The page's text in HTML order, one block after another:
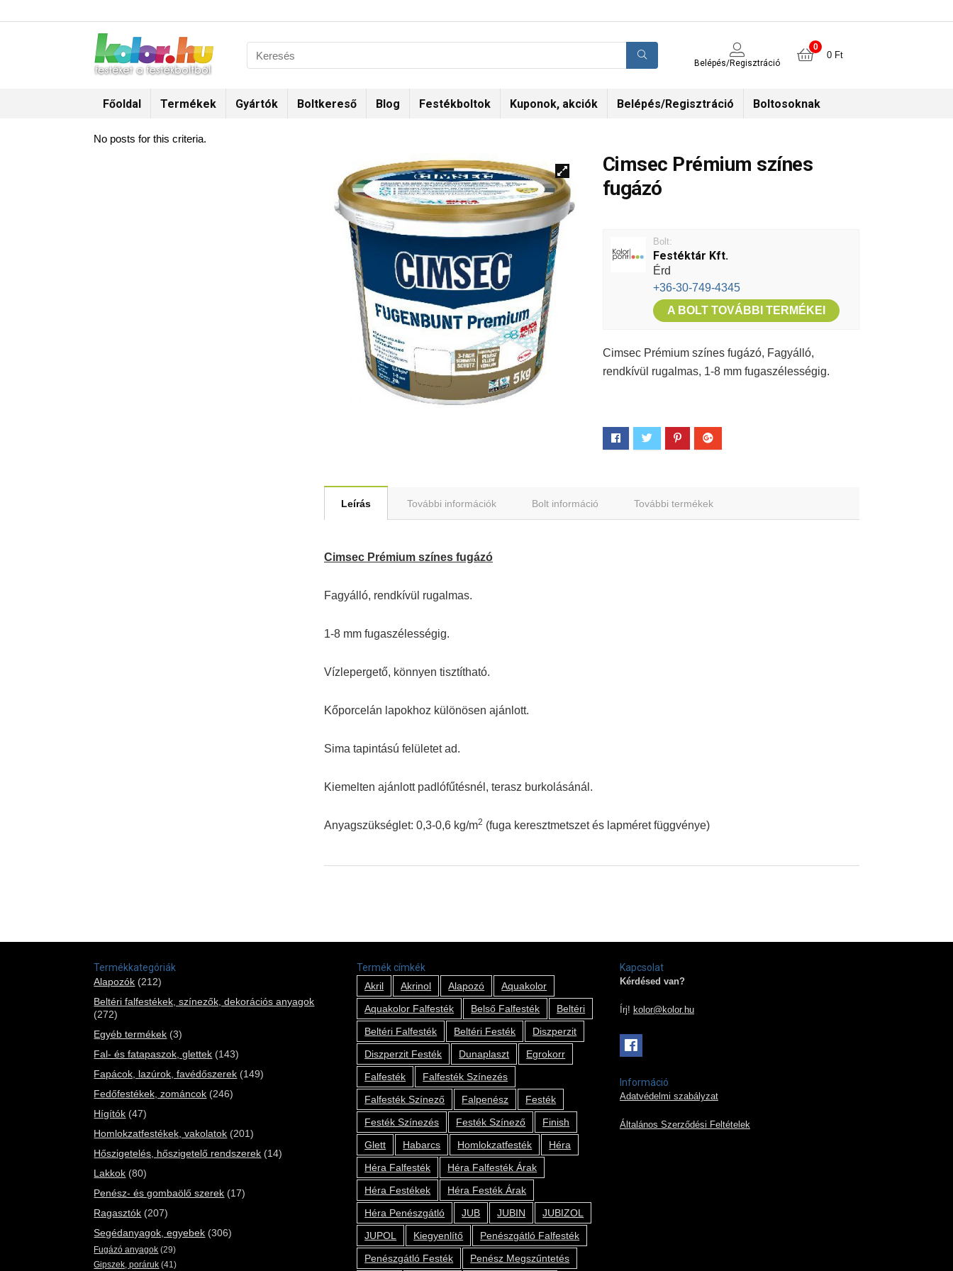
Belépés/Regisztráció
0
0 Ft
Főoldal Termékek Gyártók Boltkereső Blog Festékboltok Kuponok, akciók Belépés/Regisztráció Boltosoknak
Cimsec Prémium színes
fugázó
Bolt:
Festéktár Kft.
Érd
+36-30-749-4345
A BOLT TOVÁBBI TERMÉKEI
Cimsec Prémium színes fugázó, Fagyálló,
rendkívül rugalmas, 1-8 mm fugaszélességig.
Leírás További információk Bolt információ További termékek
Cimsec Prémium színes fugázó
Fagyálló, rendkívül rugalmas.
1-8 mm fugaszélességig.
Vízlepergető, könnyen tisztítható.
Kőporcelán lapokhoz különösen ajánlott.
Sima tapintású felületet ad.
Kiemelten ajánlott padlófűtésnél, terasz burkolásánál.
Anyagszükséglet: 0,3-0,6 kg/m2 (fuga keresztmetszet és lapméret függvénye)
No posts for this criteria.
Termékkategóriák
Alapozók (212)
Beltéri falfestékek, színezők, dekorációs anyagok
(272)
Egyéb termékek (3)
Fal- és fatapaszok, glettek (143)
Fapácok, lazúrok, favédőszerek (149)
Fedőfestékek, zománcok (246)
Hígítók (47)
Homlokzatfestékek, vakolatok (201)
Hőszigetelés, hőszigetelő rendszerek (14)
Lakkok (80)
Penész- és gombaölő szerek (17)
Ragasztók (207)
Segédanyagok, egyebek (306)
Fugázó anyagok (29)
Gipszek, poráruk (41)
Termék címkék
Akril
Akrinol Alapozó
Aquakolor
Aquakolor Falfesték
Belső Falfesték
Beltéri
Beltéri Falfesték
Beltéri Festék
Diszperzit
Diszperzit Festék
Dunaplaszt
Egrokorr
Falfesték
Falfesték Színezés
Falfesték Színező
Falpenész
Festék
Festék Színezés
Festék Színező
Finish
Glett
Habarcs Homlokzatfesték
Héra
Héra Falfesték
Héra Falfesték Árak
Héra Festékek
Héra Festék Árak
Héra Penészgátló
JUB JUBIN
JUBIZOL
JUPOL
Kiegyenlítő
Penészgátló Falfesték
Penészgátló Festék
Penész Megszűntetés
Kapcsolat
Kérdésed van?
Írj! kolor@kolor.hu
Információ
Adatvédelmi szabályzat
Általános Szerződési Feltételek